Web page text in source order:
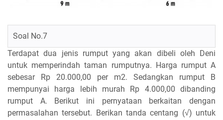
Soal No.7
Terdapat dua jenis rumput yang akan dibeli oleh Deni
untuk memperindah taman rumputnya. Harga rumput A
sebesar Rp 20.000,00 per m2. Sedangkan rumput B
mempunyai harga lebih murah Rp 4.000,00 dibanding
rumput A. Berikut ini pernyataan berkaitan dengan
permasalahan tersebut. Berikan tanda centang (√) untuk